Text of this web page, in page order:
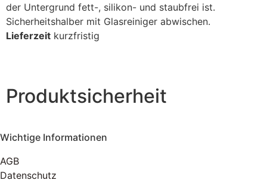
der Untergrund fett-, silikon- und staubfrei ist.
Sicherheitshalber mit Glasreiniger abwischen.
Lieferzeit kurzfristig
Produktsicherheit
Wichtige Informationen
AGB
Datenschutz